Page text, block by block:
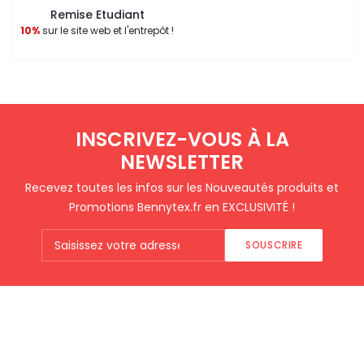
Remise Etudiant
10%sur le site web et l'entrepôt !
INSCRIVEZ-VOUS À LA
NEWSLETTER
Recevez toutes les infos sur les Nouveautés produits et
Promotions Bennytex.fr en EXCLUSIVITÉ !
SOUSCRIRE